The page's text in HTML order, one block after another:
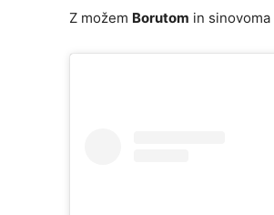
Z možem Borutom in sinovoma